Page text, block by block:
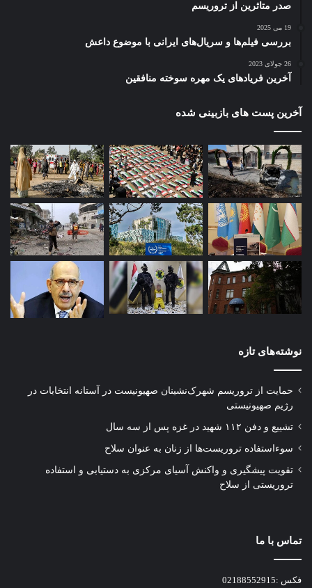
صدر متاثرین از تروریسم
19 می 2025
بررسی فیلم‌ها و سریال‌های ایرانی با موضوع داعش
26 جولای 2023
آخرین فریادهای یک مهره سوخته منافقین
آخرین پست های بازبینی شده
نوشته‌های تازه
حمایت از تروریسم شهرک‌نشینان صهیونیست در آستانه انتخابات در
رژیم صهیونیستی
تشییع و دفن ۱۱۲ شهید در غزه پس از سه سال
سوءاستفاده تروریست‌ها از زنان به عنوان سلاح
تقویت پیشگیری و واکنش آسیای مرکزی به دستیابی و استفاده
تروریستی از سلاح
تماس با ما
فکس :02188552915